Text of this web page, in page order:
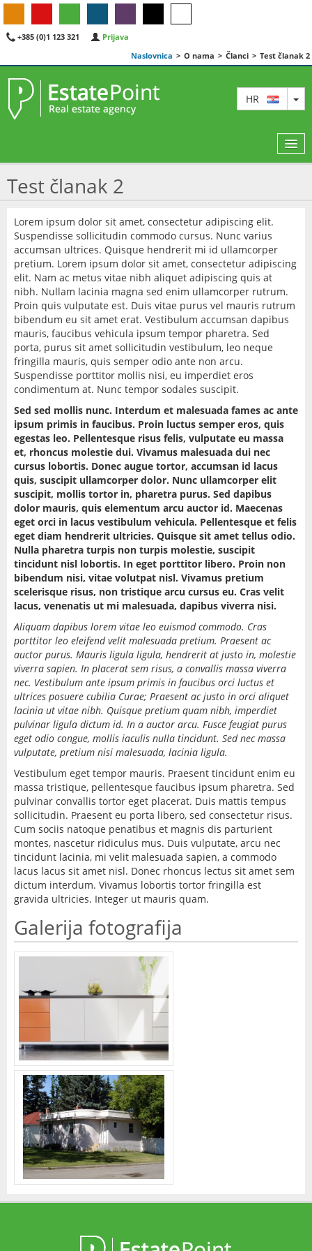
+385 (0)1 123 321
Prijava
Naslovnica > O nama > Članci > Test članak 2
HR
AGENTI
IZDVOJENE
O NAMA
KONTAKT
Test članak 2
Lorem ipsum dolor sit amet, consectetur adipiscing elit.
Suspendisse sollicitudin commodo cursus. Nunc varius
accumsan ultrices. Quisque hendrerit mi id ullamcorper
pretium. Lorem ipsum dolor sit amet, consectetur adipiscing
elit. Nam ac metus vitae nibh aliquet adipiscing quis at
nibh. Nullam lacinia magna sed enim ullamcorper rutrum.
Proin quis vulputate est. Duis vitae purus vel mauris rutrum
bibendum eu sit amet erat. Vestibulum accumsan dapibus
mauris, faucibus vehicula ipsum tempor pharetra. Sed
porta, purus sit amet sollicitudin vestibulum, leo neque
fringilla mauris, quis semper odio ante non arcu.
Suspendisse porttitor mollis nisi, eu imperdiet eros
condimentum at. Nunc tempor sodales suscipit.
Sed sed mollis nunc. Interdum et malesuada fames ac ante
ipsum primis in faucibus. Proin luctus semper eros, quis
egestas leo. Pellentesque risus felis, vulputate eu massa
et, rhoncus molestie dui. Vivamus malesuada dui nec
cursus lobortis. Donec augue tortor, accumsan id lacus
quis, suscipit ullamcorper dolor. Nunc ullamcorper elit
suscipit, mollis tortor in, pharetra purus. Sed dapibus
dolor mauris, quis elementum arcu auctor id. Maecenas
eget orci in lacus vestibulum vehicula. Pellentesque et felis
eget diam hendrerit ultricies. Quisque sit amet tellus odio.
Nulla pharetra turpis non turpis molestie, suscipit
tincidunt nisl lobortis. In eget porttitor libero. Proin non
bibendum nisi, vitae volutpat nisl. Vivamus pretium
scelerisque risus, non tristique arcu cursus eu. Cras velit
lacus, venenatis ut mi malesuada, dapibus viverra nisi.
Aliquam dapibus lorem vitae leo euismod commodo. Cras
porttitor leo eleifend velit malesuada pretium. Praesent ac
auctor purus. Mauris ligula ligula, hendrerit at justo in, molestie
viverra sapien. In placerat sem risus, a convallis massa viverra
nec. Vestibulum ante ipsum primis in faucibus orci luctus et
ultrices posuere cubilia Curae; Praesent ac justo in orci aliquet
lacinia ut vitae nibh. Quisque pretium quam nibh, imperdiet
pulvinar ligula dictum id. In a auctor arcu. Fusce feugiat purus
eget odio congue, mollis iaculis nulla tincidunt. Sed nec massa
vulputate, pretium nisi malesuada, lacinia ligula.
Vestibulum eget tempor mauris. Praesent tincidunt enim eu
massa tristique, pellentesque faucibus ipsum pharetra. Sed
pulvinar convallis tortor eget placerat. Duis mattis tempus
sollicitudin. Praesent eu porta libero, sed consectetur risus.
Cum sociis natoque penatibus et magnis dis parturient
montes, nascetur ridiculus mus. Duis vulputate, arcu nec
tincidunt lacinia, mi velit malesuada sapien, a commodo
lacus lacus sit amet nisl. Donec rhoncus lectus sit amet sem
dictum interdum. Vivamus lobortis tortor fringilla est
gravida ultricies. Integer ut mauris quam.
Galerija fotografija